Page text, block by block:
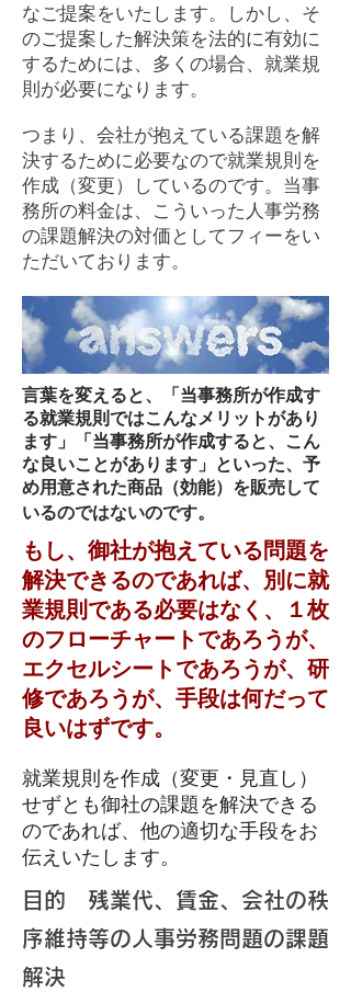
なご提案をいたします。しかし、そ
のご提案した解決策を法的に有効に
するためには、 多くの場合、就業規
則が必要になります。​
つまり、会社が抱えている課題を解
決するために必要なので就業規則を
作成（変更）しているのです。当事
務所の料金は、こういった人事労務
の課題解決の対価としてフィーをい
ただいております。
言葉を変えると、「当事務所が作成す
る就業規則ではこんなメリットがあり
ます」「当事務所が作成すると、こん
な良いことがあります」といった、予
め用意された商品（効能）を販売して
いるのではないのです。
もし、御社が抱えている問題を
解決できるのであれば、別に就
業規則である必要はなく、１枚
のフローチャートであろうが、
エクセルシートであろうが、研
修であろうが、手段は何だって
良いはずです。
就業規則を作成（変更・見直し）
せずとも御社の課題を解決できる
のであれば、他の適切な手段をお
伝えいたします。​
目的 残業代、賃金、会社の秩
序維持等の人事労務問題の課題
解決